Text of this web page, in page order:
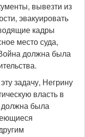
вывезти из
эвакуировать
кадры
место суда,
должна была
задачу, Негрину
власть в
должна была